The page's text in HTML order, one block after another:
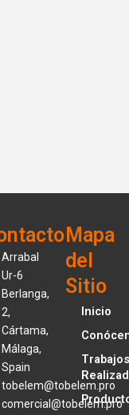
Arrabal
Ur-6
Berlanga,
2,
Cártama,
Málaga,
Spain
tobelem@tobelem.pro
comercial@tobelem.pro
Mapa
del
Sitio
Inicio
Trabajos